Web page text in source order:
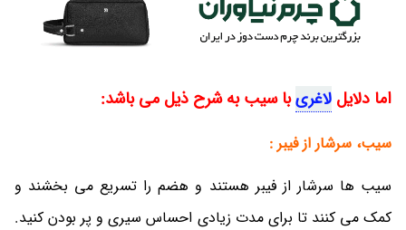
اما دلایل لاغریبا سیب به شرح ذیل می باشد:
سیب، سرشار از فیبر :
سیب ها سرشار از فیبر هستند و هضم را تسریع می بخشند و
کمک می کنند تا برای مدت زیادی احساس سیری و پر بودن کنید.